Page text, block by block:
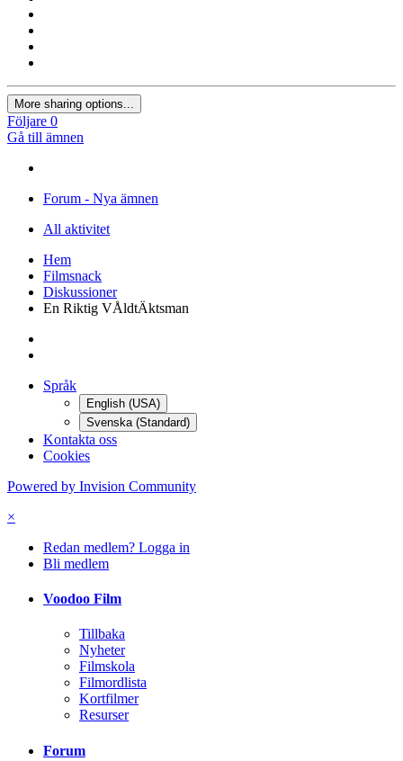
More sharing options...
Följare 0
Gå till ämnen
Forum - Nya ämnen
All aktivitet
Hem
Filmsnack
Diskussioner
En Riktig VÅldtÄktsman
Språk
English (USA)
Svenska (Standard)
Kontakta oss
Cookies
Powered by Invision Community
×
Redan medlem? Logga in
Bli medlem
Voodoo Film
Tillbaka
Nyheter
Filmskola
Filmordlista
Kortfilmer
Resurser
Forum